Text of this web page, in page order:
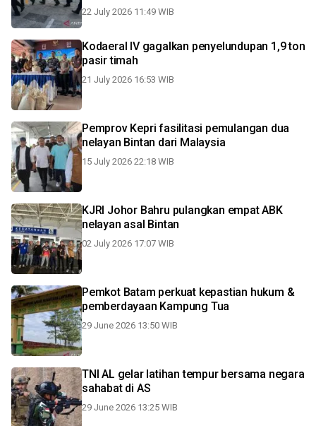
22 July 2026 11:49 WIB
Kodaeral IV gagalkan penyelundupan 1,9 ton
pasir timah
21 July 2026 16:53 WIB
Pemprov Kepri fasilitasi pemulangan dua
nelayan Bintan dari Malaysia
15 July 2026 22:18 WIB
KJRI Johor Bahru pulangkan empat ABK
nelayan asal Bintan
02 July 2026 17:07 WIB
Pemkot Batam perkuat kepastian hukum &
pemberdayaan Kampung Tua
29 June 2026 13:50 WIB
TNI AL gelar latihan tempur bersama negara
sahabat di AS
29 June 2026 13:25 WIB